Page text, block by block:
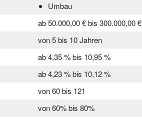
Umbau
ab 50.000,00 € bis 300.000,00 €
von 5 bis 10 Jahren
ab 4,35 % bis 10,95 %
ab 4,23 % bis 10,12 %
von 60 bis 121
von 60% bis 80%